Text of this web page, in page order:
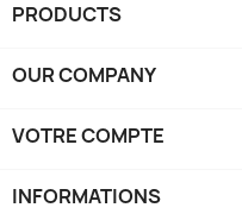
PRODUCTS
OUR COMPANY
VOTRE COMPTE
INFORMATIONS